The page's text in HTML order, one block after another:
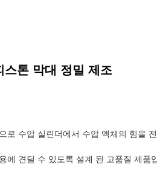
스톤 막대 정밀 제조
수압 실린더에서 수압 액체의 힘을
견딜 수 있도록 설계 된 고품질 제